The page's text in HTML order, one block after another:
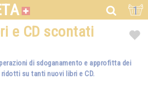
1
e CD scontati
di sdoganamento e approfitta dei
su tanti nuovi libri e CD.